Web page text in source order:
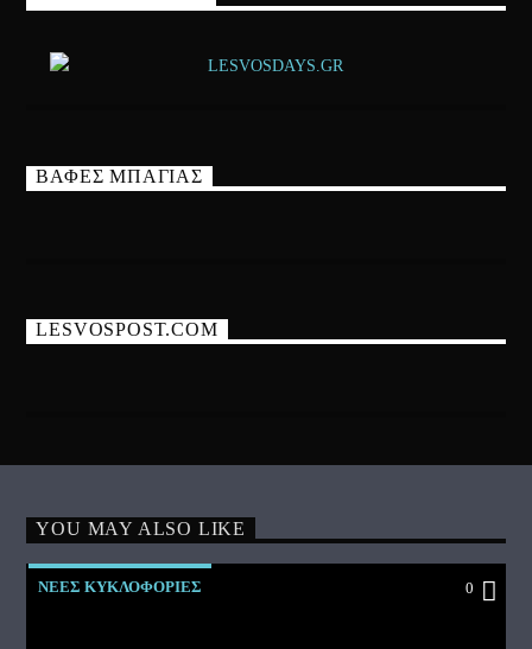
ΒΑΦΕΣ ΜΠΑΓΙΑΣ
LESVOSPOST.COM
YOU MAY ALSO LIKE
ΝΕΕΣ ΚΥΚΛΟΦΟΡΙΕΣ 0